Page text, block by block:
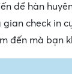
để hàn
check in
đến mà bạn